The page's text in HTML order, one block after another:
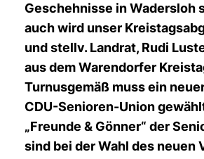
Geschehnisse in Wadersloh
auch wird unser
und stellv. Landrat, Rudi
aus dem Warendorfer
Turnusgemäß muss ein
CDU-Senioren-Union
Freunde & Gönner“ der
sind bei der Wahl des neuen